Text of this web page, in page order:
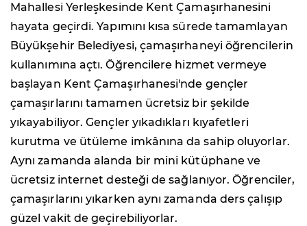
Mahallesi Yerleşkesinde Kent Çamaşırhanesini
hayata geçirdi. Yapımını kısa sürede tamamlayan
Büyükşehir Belediyesi, çamaşırhaneyi öğrencilerin
kullanımına açtı. Öğrencilere hizmet vermeye
başlayan Kent Çamaşırhanesi'nde gençler
çamaşırlarını tamamen ücretsiz bir şekilde
yıkayabiliyor. Gençler yıkadıkları kıyafetleri
kurutma ve ütüleme imkânına da sahip oluyorlar.
Aynı zamanda alanda bir mini kütüphane ve
ücretsiz internet desteği de sağlanıyor. Öğrenciler,
çamaşırlarını yıkarken aynı zamanda ders çalışıp
güzel vakit de geçirebiliyorlar.